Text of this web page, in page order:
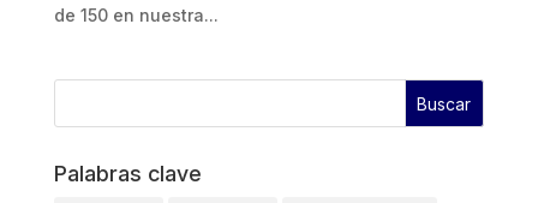
de 150 en nuestra...
Palabras clave